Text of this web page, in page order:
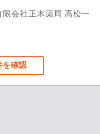
会社正木薬局 高松一
を確認